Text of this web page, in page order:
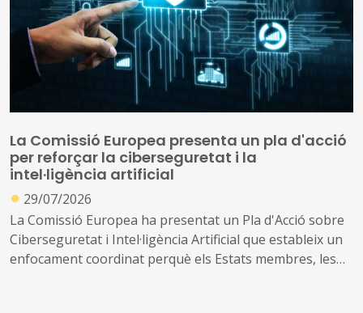
La Comissió Europea presenta un pla d'acció
per reforçar la ciberseguretat i la
intel·ligència artificial
● 29/07/2026
La Comissió Europea ha presentat un Pla d'Acció sobre
Ciberseguretat i Intel·ligència Artificial que estableix un
enfocament coordinat perquè els Estats membres, les